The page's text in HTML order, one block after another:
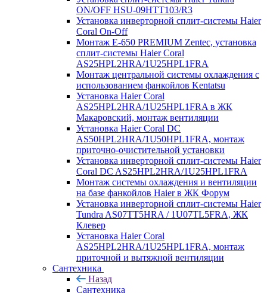
ON/OFF HSU-09HTT103/R3
Установка инверторной сплит-системы Haier
Coral On-Off
Монтаж E-650 PREMIUM Zentec, установка
сплит-системы Haier Coral
AS25HPL2HRA/1U25HPL1FRA
Монтаж центральной системы охлаждения с
использованием фанкойлов Kentatsu
Установка Haier Coral
AS25HPL2HRA/1U25HPL1FRA в ЖК
Макаровский, монтаж вентиляции
Установка Haier Coral DC
AS50HPL2HRA/1U50HPL1FRA, монтаж
приточно-очистительной установки
Установка инверторной сплит-системы Haier
Coral DC AS25HPL2HRA/1U25HPL1FRA
Монтаж системы охлаждения и вентиляции
на базе фанкойлов Haier в ЖК Форум
Установка инверторной сплит-системы Haier
Tundra AS07TT5HRA / 1U07TL5FRA, ЖК
Клевер
Установка Haier Coral
AS25HPL2HRA/1U25HPL1FRA, монтаж
приточной и вытяжной вентиляции
Сантехника
Назад
Сантехника